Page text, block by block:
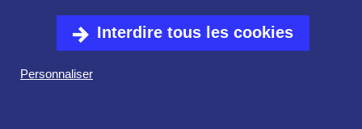
Interdire tous les cookies
Personnaliser